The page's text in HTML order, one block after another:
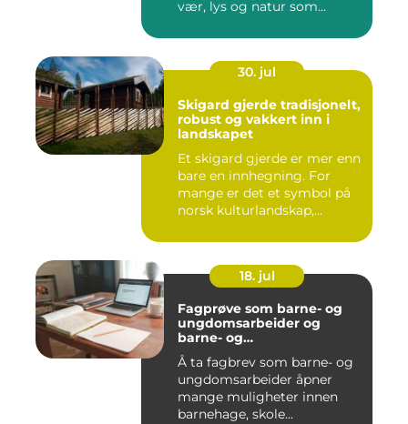
vær, lys og natur som
30. jul
Skigard gjerde tradisjonelt,
robust og vakkert inn i
landskapet
Et skigard gjerde er mer enn
bare en innhegning. For
mange er det et symbol på
norsk kulturlandskap,...
18. jul
Fagprøve som barne- og
ungdomsarbeider og
barne- og
ungdomsarbeiderfaget VG
Å ta fagbrev som barne- og
ungdomsarbeider åpner
mange muligheter innen
barnehage, skole...